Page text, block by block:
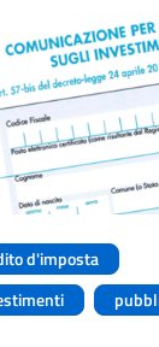
d'imposta